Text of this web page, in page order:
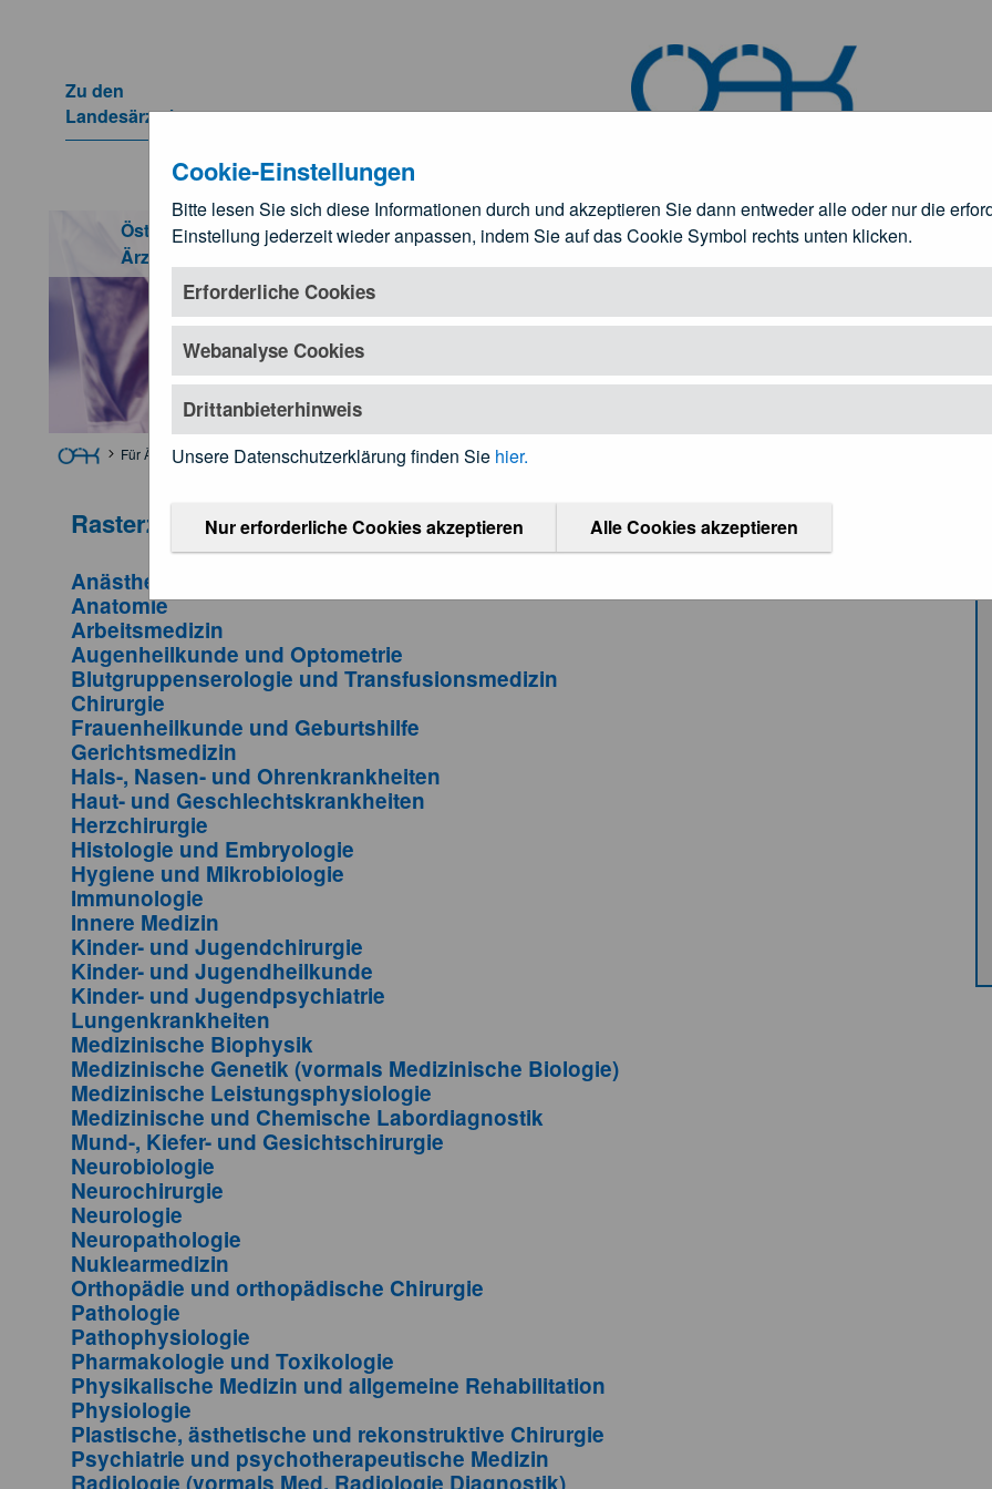
Cookie-Einstellungen
Bitte lesen Sie sich diese Informationen durch und akzeptieren Sie dann entweder alle oder nur die
Einstellung jederzeit wieder anpassen, indem Sie auf das Cookie Symbol rechts unten klicken.
Erforderliche Cookies
Webanalyse Cookies
Drittanbieterhinweis
Unsere Datenschutzerklärung finden Sie hier.
Nur erforderliche Cookies akzeptieren Alle Cookies akzeptieren
Zu den
Landesärztekammern
Facharzt 2006
Österreichische
Ärztekammer
Für Ärztinnen und Ärzte Patienteninformation
Für Ärztinnen und Ärzte Ausbildung Ärzte-Ausbildungsordnung
Rasterzeugnisse Facharzt 2006
Anästhesiologie und Intensivmedizin
Anatomie
Arbeitsmedizin
Augenheilkunde und Optometrie
Blutgruppenserologie und Transfusionsmedizin
Chirurgie
Frauenheilkunde und Geburtshilfe
Gerichtsmedizin
Hals-, Nasen- und Ohrenkrankheiten
Haut- und Geschlechtskrankheiten
Herzchirurgie
Histologie und Embryologie
Hygiene und Mikrobiologie
Immunologie
Innere Medizin
Kinder- und Jugendchirurgie
Kinder- und Jugendheilkunde
Kinder- und Jugendpsychiatrie
Lungenkrankheiten
Medizinische Biophysik
Medizinische Genetik (vormals Medizinische Biologie)
Medizinische Leistungsphysiologie
Medizinische und Chemische Labordiagnostik
Mund-, Kiefer- und Gesichtschirurgie
Neurobiologie
Neurochirurgie
Neurologie
Neuropathologie
Nuklearmedizin
Orthopädie und orthopädische Chirurgie
Pathologie
Pathophysiologie
Pharmakologie und Toxikologie
Physikalische Medizin und allgemeine Rehabilitation
Physiologie
Plastische, ästhetische und rekonstruktive Chirurgie
Psychiatrie und psychotherapeutische Medizin
Radiologie (vormals Med. Radiologie Diagnostik)